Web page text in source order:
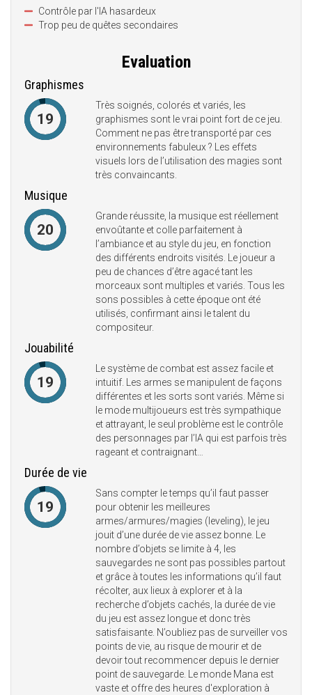
Contrôle par l'IA hasardeux
Trop peu de quêtes secondaires
Evaluation
Graphismes
19
Très soignés, colorés et variés, les
graphismes sont le vrai point fort de ce jeu.
Comment ne pas être transporté par ces
environnements fabuleux ? Les effets
visuels lors de l’utilisation des magies sont
très convaincants.
Musique
20
Grande réussite, la musique est réellement
envoûtante et colle parfaitement à
l’ambiance et au style du jeu, en fonction
des différents endroits visités. Le joueur a
peu de chances d’être agacé tant les
morceaux sont multiples et variés. Tous les
sons possibles à cette époque ont été
utilisés, confirmant ainsi le talent du
compositeur.
Jouabilité
19
Le système de combat est assez facile et
intuitif. Les armes se manipulent de façons
différentes et les sorts sont variés. Même si
le mode multijoueurs est très sympathique
et attrayant, le seul problème est le contrôle
des personnages par l’IA qui est parfois très
rageant et contraignant…
Durée de vie
19
Sans compter le temps qu’il faut passer
pour obtenir les meilleures
armes/armures/magies (leveling), le jeu
jouit d’une durée de vie assez bonne. Le
nombre d’objets se limite à 4, les
sauvegardes ne sont pas possibles partout
et grâce à toutes les informations qu’il faut
récolter, aux lieux à explorer et à la
recherche d’objets cachés, la durée de vie
du jeu est assez longue et donc très
satisfaisante. N’oubliez pas de surveiller vos
points de vie, au risque de mourir et de
devoir tout recommencer depuis le dernier
point de sauvegarde. Le monde Mana est
vaste et offre des heures d'exploration à